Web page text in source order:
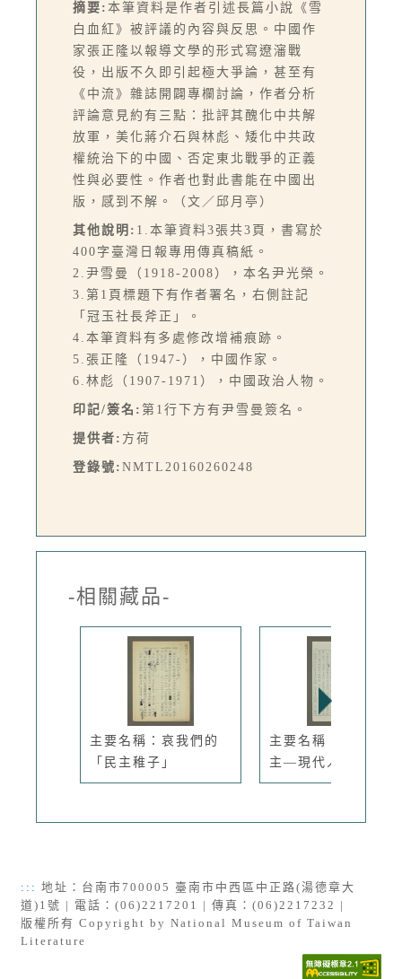
摘要: 本筆資料是作者引述長篇小說《雪
白血紅》被評議的內容與反思。中國作
家張正隆以報導文學的形式寫遼瀋戰
役，出版不久即引起極大爭論，甚至有
《中流》雜誌開闢專欄討論，作者分析
評論意見約有三點：批評其醜化中共解
放軍，美化蔣介石與林彪、矮化中共政
權統治下的中國、否定東北戰爭的正義
性與必要性。作者也對此書能在中國出
版，感到不解。（文／邱月亭）
其他說明: 1.本筆資料3張共3頁，書寫於
400字臺灣日報專用傳真稿紙。
2.尹雪曼（1918-2008），本名尹光榮。
3.第1頁標題下有作者署名，右側註記
「冠玉社長斧正」。
4.本筆資料有多處修改增補痕跡。
5.張正隆（1947-），中國作家。
6.林彪（1907-1971），中國政治人物。
印記/簽名: 第1行下方有尹雪曼簽名。
提供者: 方荷
登錄號: NMTL20160260248
-相關藏品-
主要名稱：哀我們的
「民主稚子」
主要名稱：獨裁與民
主—現代人...
::: 地址：台南市700005 臺南市中西區中正路(湯德章大
道)1號 | 電話：(06)2217201 | 傳真：(06)2217232 |
版權所有 Copyright by National Museum of Taiwan
Literature